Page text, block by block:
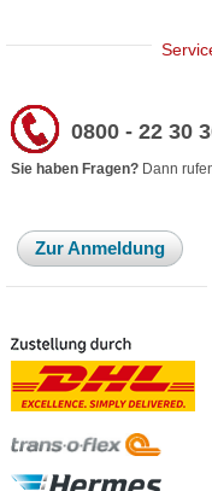
0800 - 22 30
Sie haben Fragen? Dann
Zur Anmeldung